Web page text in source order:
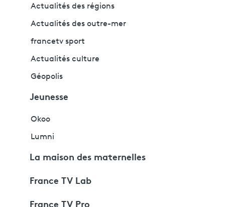
Actualités des régions
Actualités des outre-mer
francetv sport
Actualités culture
Géopolis
Jeunesse
Okoo
Lumni
La maison des maternelles
France TV Lab
France TV Pro